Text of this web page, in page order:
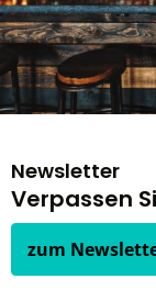
Newsletter
Verpassen
zum